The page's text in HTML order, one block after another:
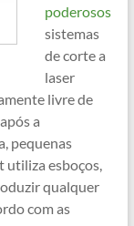
poderosos
sistemas
de corte a
laser
livre de
a
pequenas
utiliza esboços,
qualquer
com as